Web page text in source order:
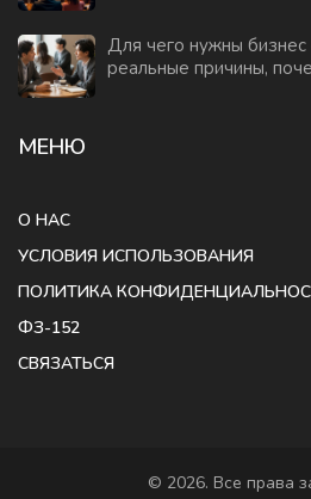
Для чего нужны
реальные причины,
МЕНЮ
О НАС
УСЛОВИЯ ИСПОЛЬЗОВАНИЯ
ПОЛИТИКА
ФЗ-152
СВЯЗАТЬСЯ
© 2026. Все права